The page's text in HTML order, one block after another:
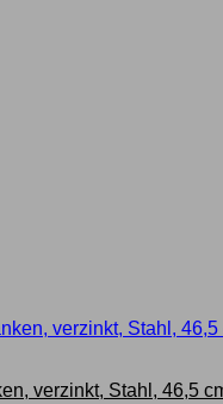
verzinkt, Stahl, 46,5